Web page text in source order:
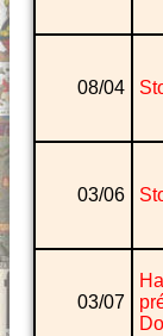
08/04
03/06
03/07